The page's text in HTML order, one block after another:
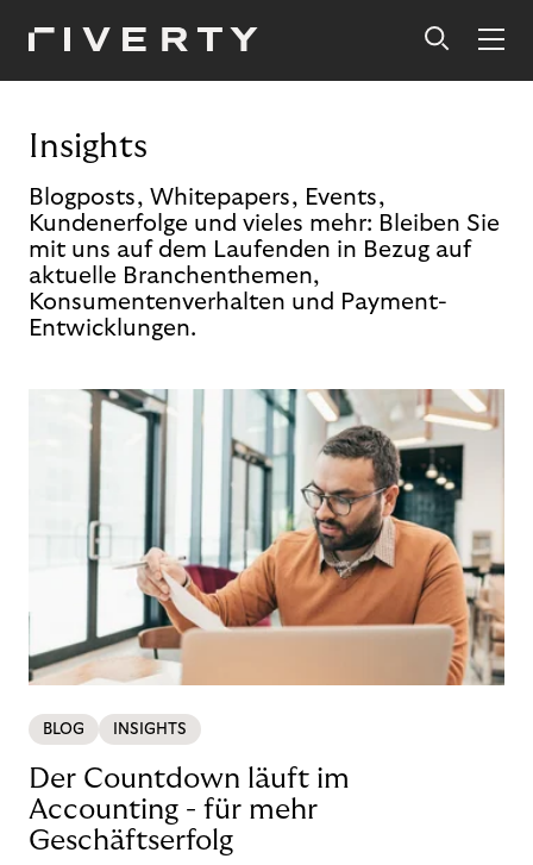
Insights
Blogposts, Whitepapers, Events,
Kundenerfolge und vieles mehr: Bleiben Sie
mit uns auf dem Laufenden in Bezug auf
aktuelle Branchenthemen,
Konsumentenverhalten und Payment-
Entwicklungen.
BLOG INSIGHTS
Der Countdown läuft im
Accounting - für mehr
Geschäftserfolg